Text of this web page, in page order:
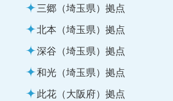
三郷（埼玉県）拠点
北本（埼玉県）拠点
深谷（埼玉県）拠点
和光（埼玉県）拠点
此花（大阪府）拠点